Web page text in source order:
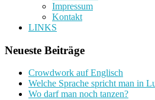
Impressum
Kontakt
LINKS
Neueste Beiträge
Crowdwork auf Englisch
Welche Sprache spricht man in
Wo darf man noch tanzen?